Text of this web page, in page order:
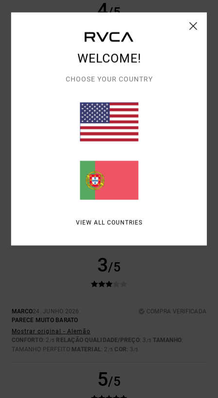
4/5
EU RECOMENDO ESTE PRODUTO
5/5
MATERIAL: 5/5 COR: 5/5
3/5
MARCO24. JUNHO 2026
COMPRA VERIFICADA
PARECE MUITO BARATO
Mostrar original - Alemão
CONFORTO: 2 /5 RELAÇÃO QUALIDADE/PREÇO: 3 /5 TAMANHO:
TAMANHO PERFEITO MATERIAL: 2 /5 COR: 3/5
5/5
WELCOME!
CHOOSE YOUR COUNTRY
VIEW ALL COUNTRIES